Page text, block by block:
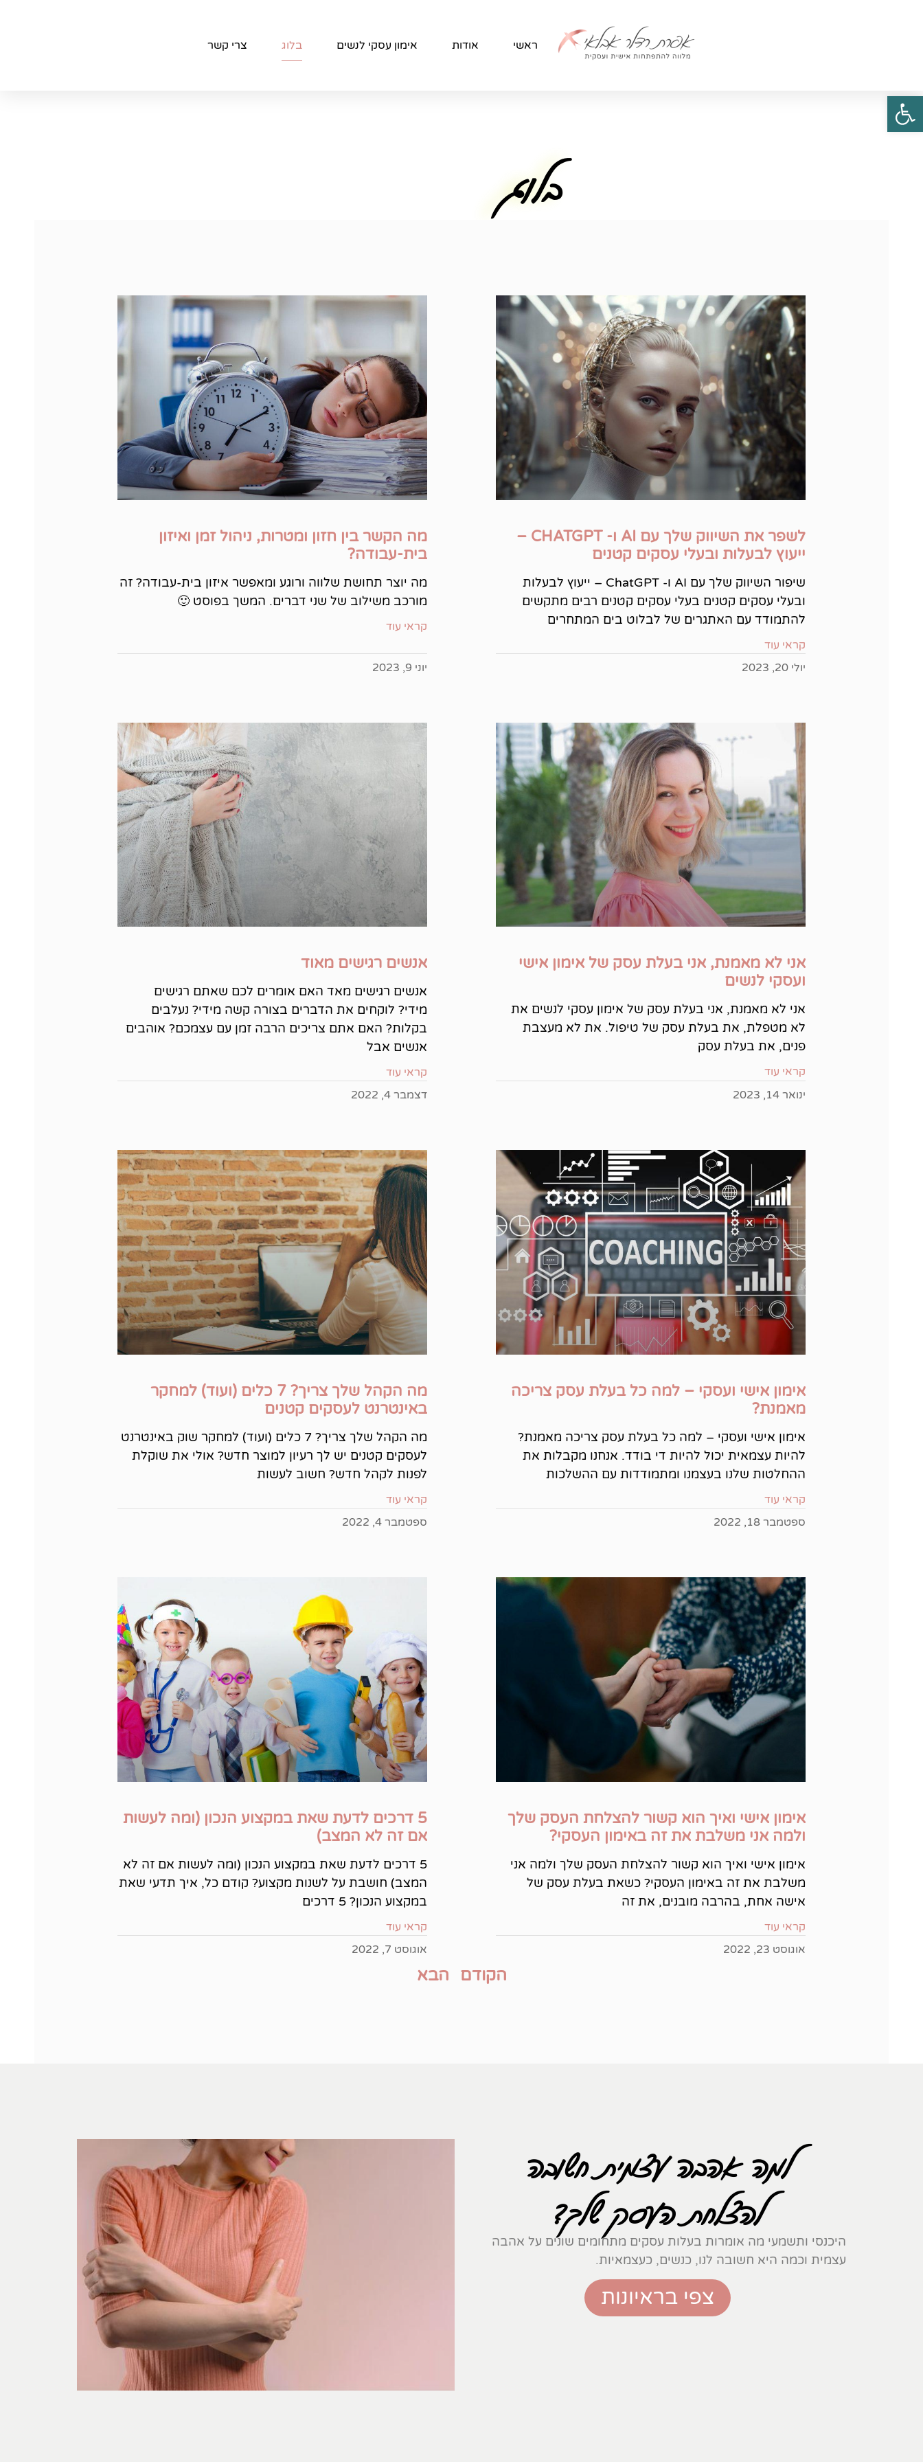
פתח סרגל נגישות
ראשי אודות אימון עסקי לנשים בלוג צרי קשר
בלוג
לשפר את השיווק שלך עם AI ו- CHATGPT –
ייעוץ לבעלות ובעלי עסקים קטנים
שיפור השיווק שלך עם AI ו- ChatGPT – ייעוץ לבעלות
ובעלי עסקים קטנים בעלי עסקים קטנים רבים מתקשים
להתמודד עם האתגרים של לבלוט בים המתחרים
קראי עוד
יולי 20, 2023
מה הקשר בין חזון ומטרות, ניהול זמן ואיזון
בית-עבודה?
מה יוצר תחושת שלווה ורוגע ומאפשר איזון בית-עבודה? זה
מורכב משילוב של שני דברים. המשך בפוסט 🙂
קראי עוד
יוני 9, 2023
אני לא מאמנת, אני בעלת עסק של אימון אישי
ועסקי לנשים
אני לא מאמנת, אני בעלת עסק של אימון עסקי לנשים את
לא מטפלת, את בעלת עסק של טיפול. את לא מעצבת
פנים, את בעלת עסק
קראי עוד
ינואר 14, 2023
אנשים רגישים מאוד
אנשים רגישים מאד האם אומרים לכם שאתם רגישים
מידי? לוקחים את הדברים בצורה קשה מידי? נעלבים
בקלות? האם אתם צריכים הרבה זמן עם עצמכם? אוהבים
אנשים אבל
קראי עוד
דצמבר 4, 2022
אימון אישי ועסקי – למה כל בעלת עסק צריכה
מאמנת?
אימון אישי ועסקי – למה כל בעלת עסק צריכה מאמנת?
להיות עצמאית יכול להיות די בודד. אנחנו מקבלות את
ההחלטות שלנו בעצמנו ומתמודדות עם ההשלכות
קראי עוד
ספטמבר 18, 2022
מה הקהל שלך צריך? 7 כלים (ועוד) למחקר
באינטרנט לעסקים קטנים
מה הקהל שלך צריך? 7 כלים (ועוד) למחקר שוק באינטרנט
לעסקים קטנים יש לך רעיון למוצר חדש? אולי את שוקלת
לפנות לקהל חדש? חשוב לעשות
קראי עוד
ספטמבר 4, 2022
אימון אישי ואיך הוא קשור להצלחת העסק שלך
ולמה אני משלבת את זה באימון העסקי?
אימון אישי ואיך הוא קשור להצלחת העסק שלך ולמה אני
משלבת את זה באימון העסקי? כשאת בעלת עסק של
אישה אחת, בהרבה מובנים, את זה
קראי עוד
אוגוסט 23, 2022
5 דרכים לדעת שאת במקצוע הנכון (ומה לעשות
אם זה לא המצב)
5 דרכים לדעת שאת במקצוע הנכון (ומה לעשות אם זה לא
המצב) חושבת על לשנות מקצוע? קודם כל, איך תדעי שאת
במקצוע הנכון? 5 דרכים
קראי עוד
אוגוסט 7, 2022
הקודם הבא
למה אהבה עצמית חשובה
להצלחת העסק שלך?
היכנסי ותשמעי מה אומרות בעלות עסקים מתחומים שונים על אהבה
עצמית וכמה היא חשובה לנו, כנשים, כעצמאיות.
צפי בראיונות